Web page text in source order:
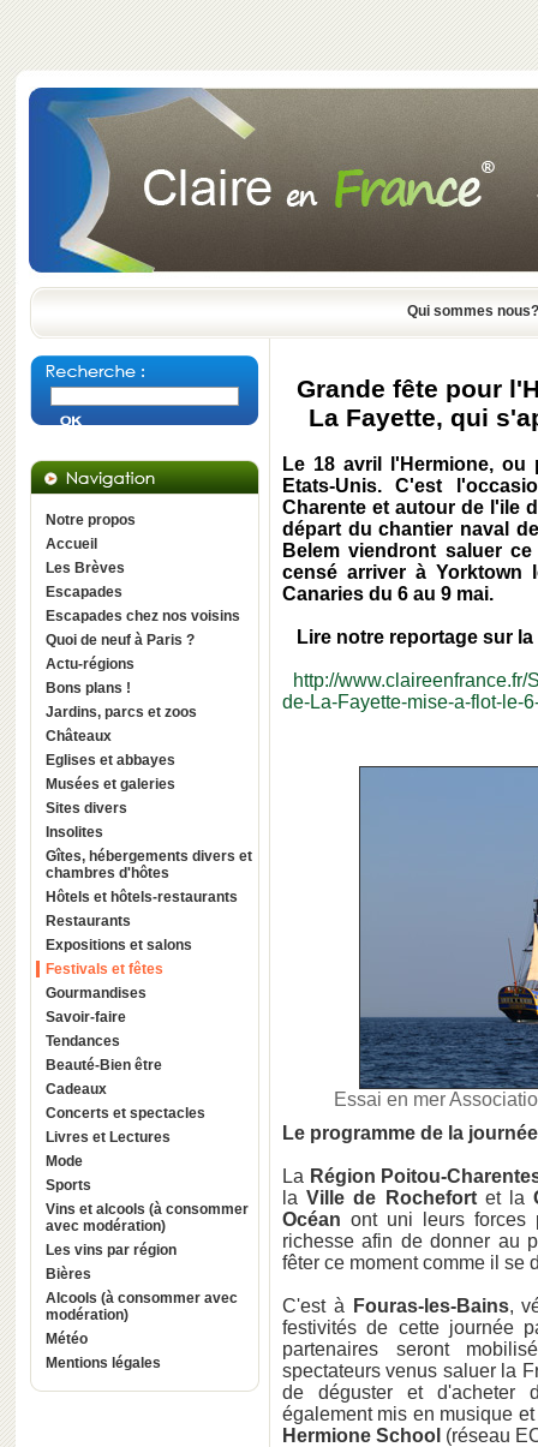
Qui sommes nous?
Notre propos
Accueil
Les Brèves
Escapades
Escapades chez nos voisins
Quoi de neuf à Paris ?
Actu-régions
Bons plans !
Jardins, parcs et zoos
Châteaux
Eglises et abbayes
Musées et galeries
Sites divers
Insolites
Gîtes, hébergements divers et
chambres d'hôtes
Hôtels et hôtels-restaurants
Restaurants
Expositions et salons
Festivals et fêtes
Gourmandises
Savoir-faire
Tendances
Beauté-Bien être
Cadeaux
Concerts et spectacles
Livres et Lectures
Mode
Sports
Vins et alcools (à consommer
avec modération)
Les vins par région
Bières
Alcools (à consommer avec
modération)
Météo
Mentions légales
Grande fête pour
La Fayette, qui
Le 18 avril l'Hermione,
Etats-Unis. C'est
Charente et autour de l'ile
départ du chantier naval
Belem viendront saluer
censé arriver à Yorktown
Canaries du 6 au 9 mai.
Lire notre reportage sur
http://
de-La-Fayette-mise-a-flot-le-
Essai en mer
Le programme de la
La Région Poitou-
laVille de Rochefortet la
Océan ont uni leurs forces
richesse afin de donner au
fêter ce moment comme il se
C'est à Fouras-les-Bains,
festivités de cette journée
partenaires seront
spectateurs venus saluer la
de déguster et d'acheter
également mis en musique
Hermione School (réseau